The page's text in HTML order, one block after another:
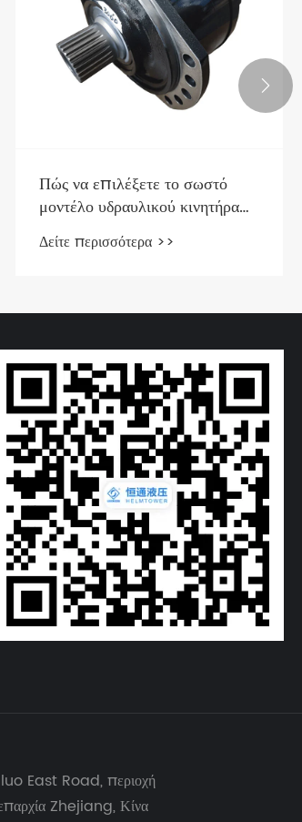
Πώς να επιλέξετε το σωστό
μοντέλο υδραυλικού κινητήρα
σειράς HMS με βάση τον
μετατόπιση και την πίεση
Δείτε περισσότερα >>

East Road, περιοχή
Zhejiang, Κίνα